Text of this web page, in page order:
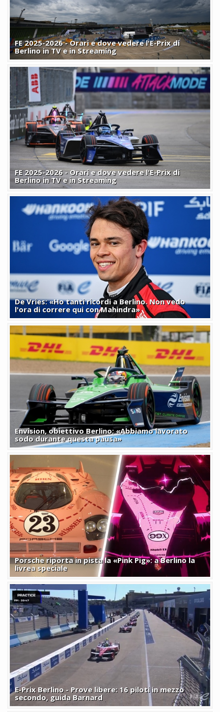
FE 2025-2026 - Orari e dove vedere l'E-Prix di
Berlino in TV e in Streaming
FE 2025-2026 - Orari e dove vedere l'E-Prix di
Berlino in TV e in Streaming
De Vries: «Ho tanti ricordi a Berlino. Non vedo
l'ora di correre qui con Mahindra»
Envision, obiettivo Berlino: «Abbiamo lavorato
sodo durante questa pausa»
Porsche riporta in pista la «Pink Pig»: a Berlino la
livrea speciale
E-Prix Berlino - Prove libere: 16 piloti in mezzo
secondo, guida Barnard